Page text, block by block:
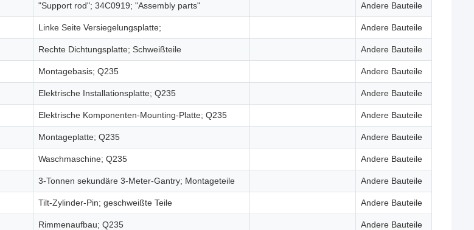
"Support rod"; 34C0919; "Assembly parts" Andere Bauteile
Linke Seite Versiegelungsplatte; Andere Bauteile
Rechte Dichtungsplatte; Schweißteile Andere Bauteile
Montagebasis; Q235 Andere Bauteile
Elektrische Installationsplatte; Q235 Andere Bauteile
Elektrische Komponenten-Mounting-Platte; Q235 Andere Bauteile
Montageplatte; Q235 Andere Bauteile
Waschmaschine; Q235 Andere Bauteile
3-Tonnen sekundäre 3-Meter-Gantry; Montageteile Andere Bauteile
Tilt-Zylinder-Pin; geschweißte Teile Andere Bauteile
Rimmenaufbau; Q235 Andere Bauteile